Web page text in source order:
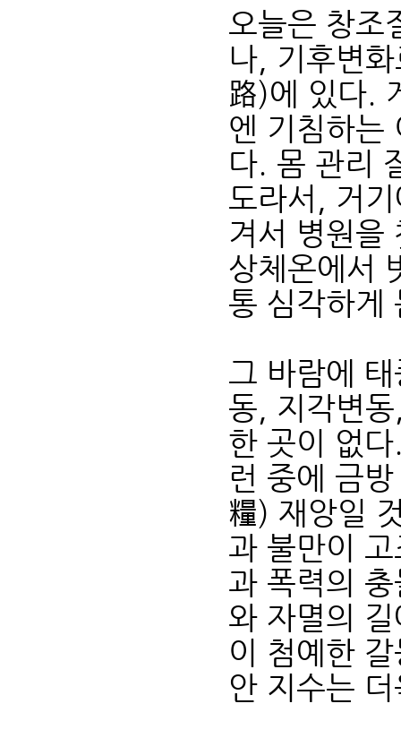
오늘은 창조
나, 기후변
路)에 있다.
엔 기침하는
다. 몸 관리
도라서, 거
겨서 병원을
상체온에서
통 심각하게
그 바람에
동, 지각변
한 곳이 없
런 중에 금
糧) 재앙일
과 불만이
과 폭력의
와 자멸의
이 첨예한
안 지수는